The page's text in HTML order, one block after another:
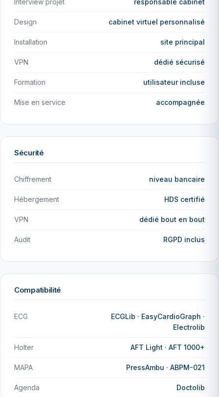
Interview projet responsable cabinet
Design cabinet virtuel personnalisé
Installation site principal
VPN dédié sécurisé
Formation utilisateur incluse
Mise en service accompagnée
Sécurité
Chiffrement niveau bancaire
Hébergement HDS certifié
VPN dédié bout en bout
Audit RGPD inclus
Compatibilité
ECG
ECGLib · EasyCardioGraph ·
Electrolib
Holter AFT Light · AFT 1000+
MAPA PressAmbu · ABPM-021
Agenda Doctolib